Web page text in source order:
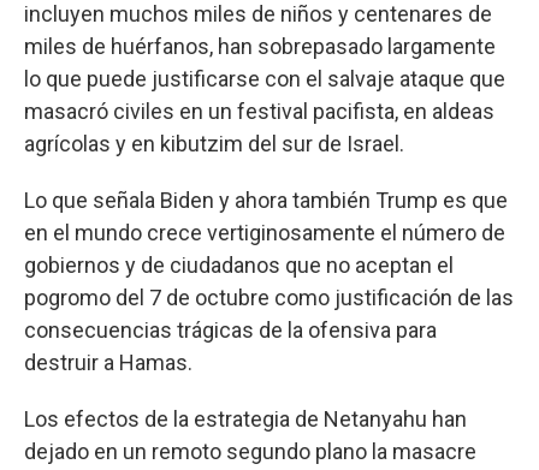
incluyen muchos miles de niños y centenares de
miles de huérfanos, han sobrepasado largamente
lo que puede justificarse con el salvaje ataque que
masacró civiles en un festival pacifista, en aldeas
agrícolas y en kibutzim del sur de Israel.
Lo que señala Biden y ahora también Trump es que
en el mundo crece vertiginosamente el número de
gobiernos y de ciudadanos que no aceptan el
pogromo del 7 de octubre como justificación de las
consecuencias trágicas de la ofensiva para
destruir a Hamas.
Los efectos de la estrategia de Netanyahu han
dejado en un remoto segundo plano la masacre